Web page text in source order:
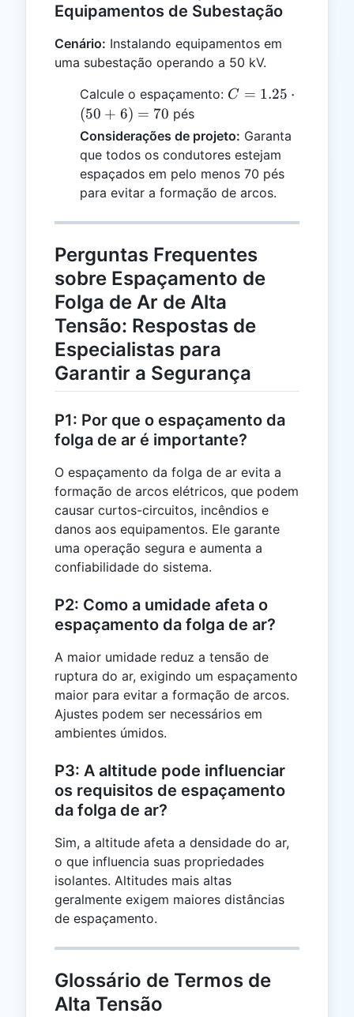
Equipamentos de Subestação
Cenário: Instalando equipamentos em
uma subestação operando a 50 kV.
Calcule o espaçamento: C =
\cdot
+ 6)
= 70
C = 1.25 ⋅
(50 + 6) = 70 pés
Considerações de projeto: Garanta
que todos os condutores estejam
espaçados em pelo menos 70 pés
para evitar a formação de arcos.
Perguntas Frequentes
sobre Espaçamento de
Folga de Ar de Alta
Tensão: Respostas de
Especialistas para
Garantir a Segurança
P1: Por que o espaçamento da
folga de ar é importante?
O espaçamento da folga de ar evita a
formação de arcos elétricos, que podem
causar curtos-circuitos, incêndios e
danos aos equipamentos. Ele garante
uma operação segura e aumenta a
confiabilidade do sistema.
P2: Como a umidade afeta o
espaçamento da folga de ar?
A maior umidade reduz a tensão de
ruptura do ar, exigindo um espaçamento
maior para evitar a formação de arcos.
Ajustes podem ser necessários em
ambientes úmidos.
P3: A altitude pode influenciar
os requisitos de espaçamento
da folga de ar?
Sim, a altitude afeta a densidade do ar,
o que influencia suas propriedades
isolantes. Altitudes mais altas
geralmente exigem maiores distâncias
de espaçamento.
Glossário de Termos de
Alta Tensão